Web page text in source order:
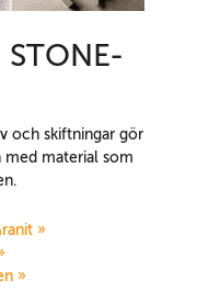
och skiftningar gör
med material som
»
»